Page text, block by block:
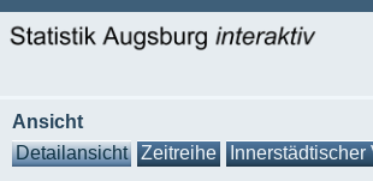
Ansicht
Detailansicht
Zeitreihe Innerstädtischer